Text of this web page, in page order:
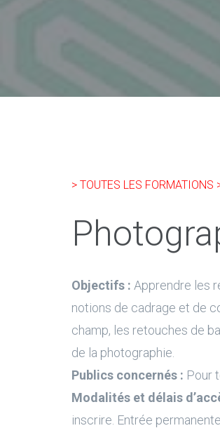
> TOUTES LES FORMATIONS
Objectifs : Apprendre les
notions de cadrage et de
champ, les retouches de
de la photographie.
Publics concernés : Pour
Modalités et délais
inscrire. Entrée